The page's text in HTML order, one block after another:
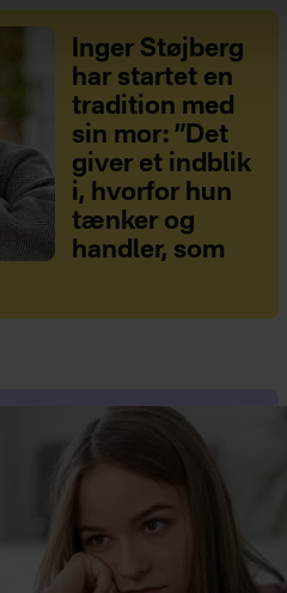
Inger Støjberg
har startet en
tradition med
sin mor: ”Det
giver et indblik
i, hvorfor hun
tænker og
handler, som